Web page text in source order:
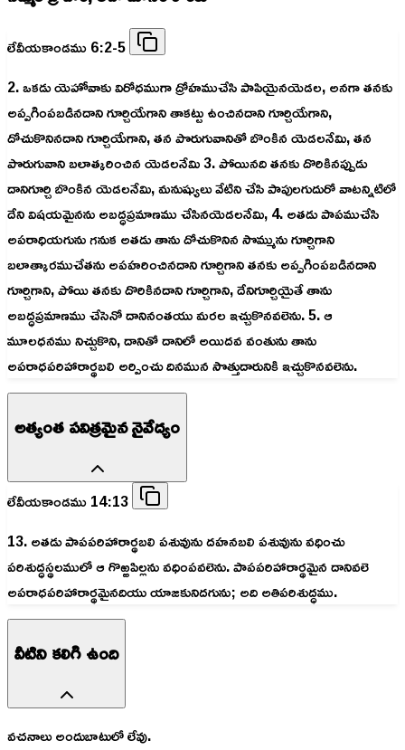
లేవీయకాండము 6:2-5
2. ఒకడు యెహోవాకు విరోధముగా ద్రోహముచేసి పాపియైనయెడల, అనగా తనకు
అప్పగింపబడినదాని గూర్చియేగాని తాకట్టు ఉంచినదాని గూర్చియేగాని,
దోచుకొనినదాని గూర్చియేగాని, తన పొరుగువానితో బొంకిన యెడలనేమి, తన
పొరుగువాని బలాత్కరించిన యెడలనేమి 3. పోయినది తనకు దొరికినప్పుడు
దానిగూర్చి బొంకిన యెడలనేమి, మనుష్యులు వేటిని చేసి పాపులగుదురో వాటన్నిటిలో
దేని విషయమైనను అబద్ధప్రమాణము చేసినయెడలనేమి, 4. అతడు పాపముచేసి
అపరాధియగును గనుక అతడు తాను దోచుకొనిన సొమ్మును గూర్చిగాని
బలాత్కారముచేతను అపహరించినదాని గూర్చిగాని తనకు అప్పగింపబడినదాని
గూర్చిగాని, పోయి తనకు దొరికినదాని గూర్చిగాని, దేనిగూర్చియైతే తాను
అబద్ధప్రమాణము చేసెనో దానినంతయు మరల ఇచ్చుకొనవలెను. 5. ఆ
మూలధనము నిచ్చుకొని, దానితో దానిలో అయిదవ వంతును తాను
అపరాధపరిహారార్థబలి అర్పించు దినమున సొత్తుదారునికి ఇచ్చుకొనవలెను.
అత్యంత పవిత్రమైన నైవేద్యం
లేవీయకాండము 14:13
13. అతడు పాపపరిహారార్థబలి పశువును దహనబలి పశువును వధించు
పరిశుద్ధస్థలములో ఆ గొఱ్ఱపిల్లను వధింపవలెను. పాపపరిహారార్థమైన దానివలె
అపరాధపరిహారార్థమైనదియు యాజకునిదగును; అది అతిపరిశుద్ధము.
వీటిని కలిగి ఉంది
వచనాలు అందుబాటులో లేవు.